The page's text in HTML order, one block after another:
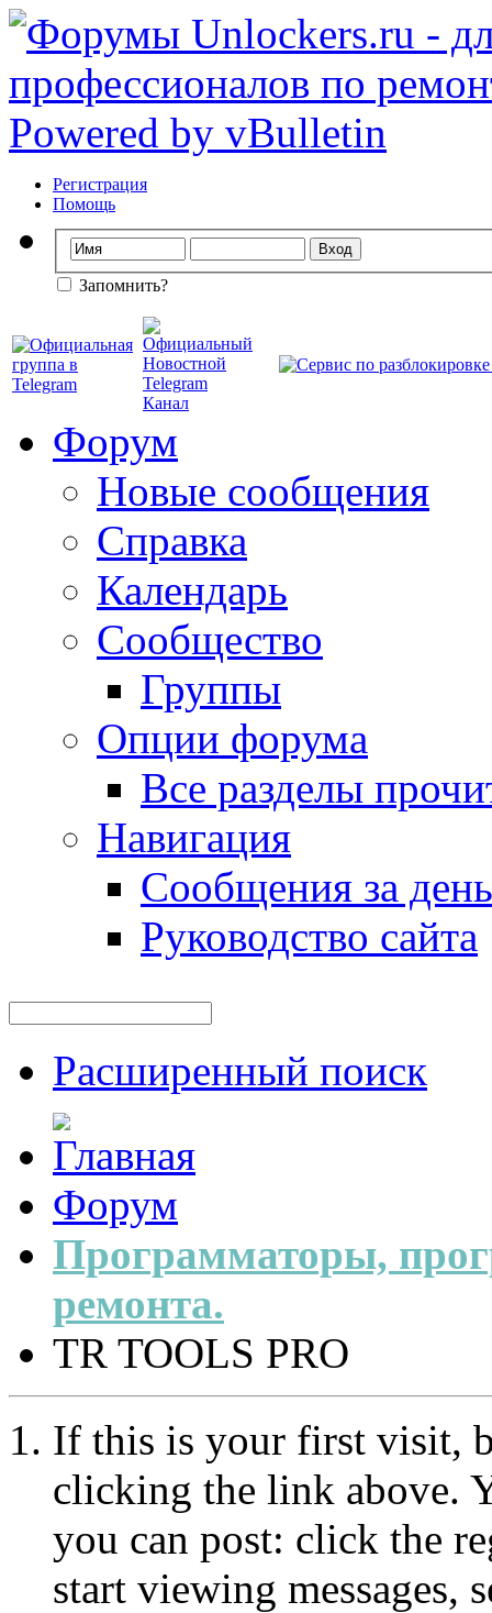
Регистрация
Помощь
Запомнить?
Форум
Новые сообщения
Справка
Календарь
Сообщество
Группы
Опции форума
Все разделы
Навигация
Сообщения за день
Руководство сайта
Расширенный поиск
Форум
Программаторы,
ремонта.
TR TOOLS PRO
If this is your first visit,
clicking the link above.
you can post: click the
start viewing messages,